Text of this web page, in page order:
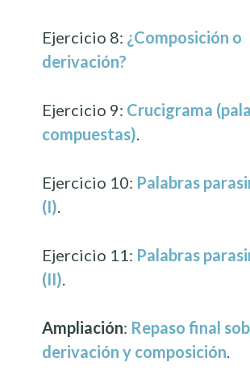
Ejercicio 8: ¿Composición o
derivación?
Ejercicio 9: Crucigrama
compuestas).
Ejercicio 10: Palabras
(I).
Ejercicio 11: Palabras
(II).
Ampliación: Repaso final
derivación y composición.